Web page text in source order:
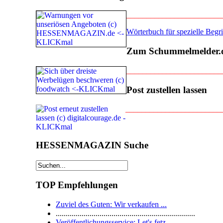
Wörterbuch für spezielle
Zum
Post zustellen lassen
HESSENMAGAZIN Suche
TOP Empfehlungen
Zuviel des Guten: Wir verkaufen ...
......................................................................